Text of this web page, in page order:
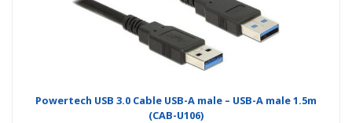
Powertech USB 3.0 Cable USB-A male – USB-A male 1.5m
(CAB-U106)